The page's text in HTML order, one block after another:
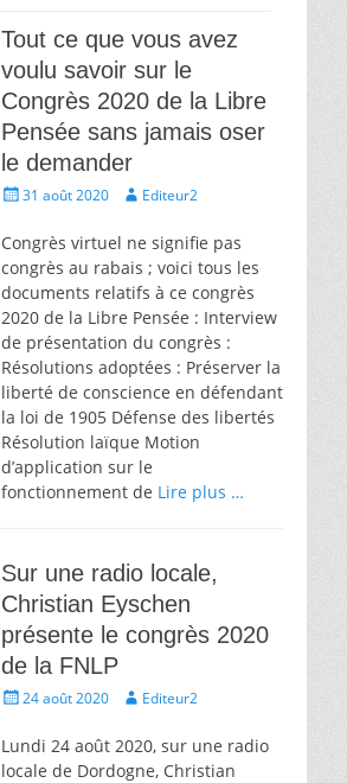
Tout ce que vous avez
voulu savoir sur le
Congrès 2020 de la Libre
Pensée sans jamais oser
le demander
Écrit31 août 2020 AuteurEditeur2
Congrès virtuel ne signifie pas
congrès au rabais ; voici tous les
documents relatifs à ce congrès
2020 de la Libre Pensée : Interview
de présentation du congrès :
Résolutions adoptées : Préserver la
liberté de conscience en défendant
la loi de 1905 Défense des libertés
Résolution laïque Motion
d’application sur le
fonctionnement de Lire plus …
Sur une radio locale,
Christian Eyschen
présente le congrès 2020
de la FNLP
Écrit24 août 2020 AuteurEditeur2
Lundi 24 août 2020, sur une radio
locale de Dordogne, Christian